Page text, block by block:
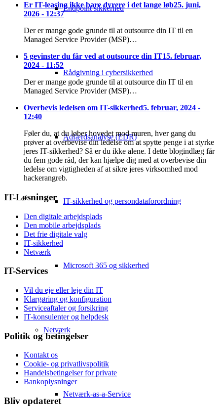
Endpoint sikkerhed
Rådgivning i cybersikkerhed
Adfærdsanalyse (EDR)
IT-sikkerhed og persondataforordning
Microsoft 365 og sikkerhed
Netværk
Netværk-as-a-Service
Er IT-leasing ikke bare dyrere i det lange løb25. juni,
2026 - 12:37
Der er mange gode grunde til at outsource din IT til en
Managed Service Provider (MSP)…
5 gevinster du får ved at outsource din IT15. februar,
2024 - 11:52
Der er mange gode grunde til at outsource din IT til en
Managed Service Provider (MSP)…
Overbevis ledelsen om IT-sikkerhed5. februar, 2024 -
12:40
Føler du, at du løber hovedet mod muren, hver gang du
prøver at overbevise din ledelse om at spytte penge i at styrke
jeres IT-sikkerhed? Så er du ikke alene. I dette blogindlæg får
du fem gode råd, der kan hjælpe dig med at overbevise din
ledelse om vigtigheden af at sikre jeres virksomhed mod
hackerangreb.
IT-Løsninger
Den digitale arbejdsplads
Den mobile arbejdsplads
Det frie digitale valg
IT-sikkerhed
Netværk
IT-Services
Vil du eje eller leje din IT
Klargøring og konfiguration
Serviceaftaler og forsikring
IT-konsulenter og helpdesk
Politik og betingelser
Kontakt os
Cookie- og privatlivspolitik
Handelsbetingelser for private
Bankoplysninger
Bliv opdateret